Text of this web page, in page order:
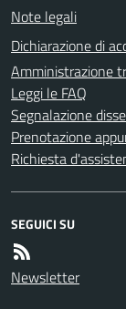
Note legali
Dichiarazione di
Amministrazione
Leggi le FAQ
Segnalazione
Prenotazione
Richiesta
SEGUICI SU
Newsletter